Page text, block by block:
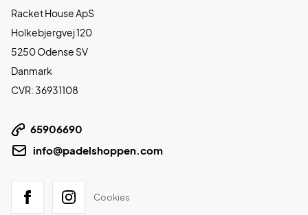
Racket House ApS
Holkebjergvej 120
5250 Odense SV
Danmark
CVR: 36931108
65906690
info@padelshoppen.com
Cookies